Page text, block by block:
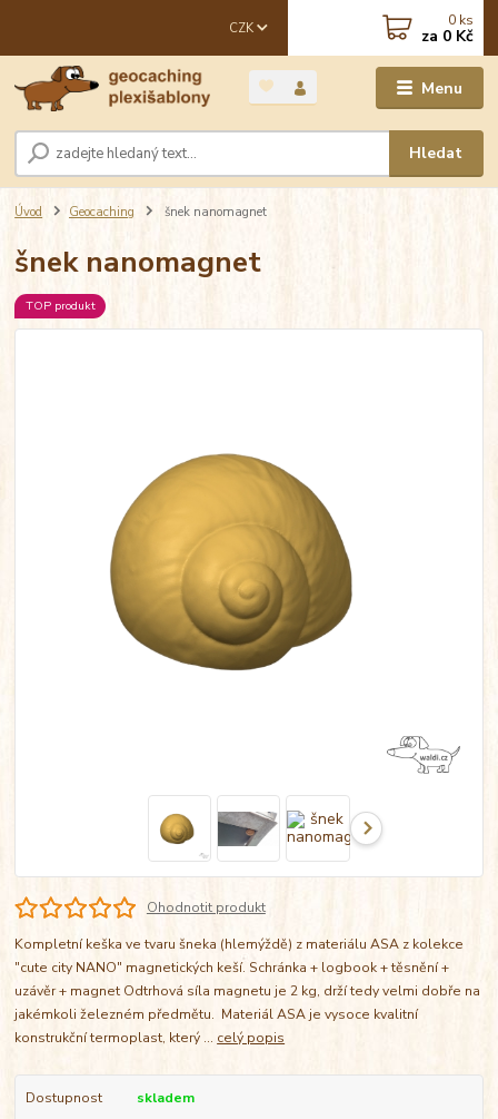
Menu
CZK
Hledat
0 ks
za 0 Kč
Úvod Geocaching šnek nanomagnet
šnek nanomagnet
TOP produkt
Ohodnotit produkt
Kompletní keška ve tvaru šneka (hlemýždě) z materiálu ASA z kolekce
"cute city NANO" magnetických keší. Schránka + logbook + těsnění +
uzávěr + magnet Odtrhová síla magnetu je 2 kg, drží tedy velmi dobře na
jakémkoli železném předmětu. Materiál ASA je vysoce kvalitní
konstrukční termoplast, který ... celý popis
Dostupnost
skladem